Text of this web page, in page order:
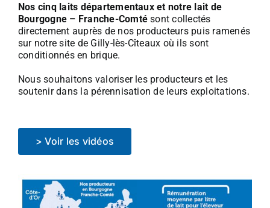
> Morbier AOP
> Régals de Bourgogne
> Faisselles-Fromage blanc
Nos cinq laits départementaux et notre lait de
Bourgogne – Franche-Comté sont collectés
directement auprès de nos producteurs puis ramenés
sur notre site de Gilly-lès-Cîteaux où ils sont
conditionnés en brique.
Nous souhaitons valoriser les producteurs et les
soutenir dans la pérennisation de leurs exploitations.
> Voir les vidéos